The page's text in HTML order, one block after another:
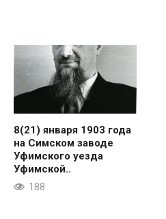
8(21) января 1903 года
на Симском заводе
Уфимского уезда
Уфимской..
188